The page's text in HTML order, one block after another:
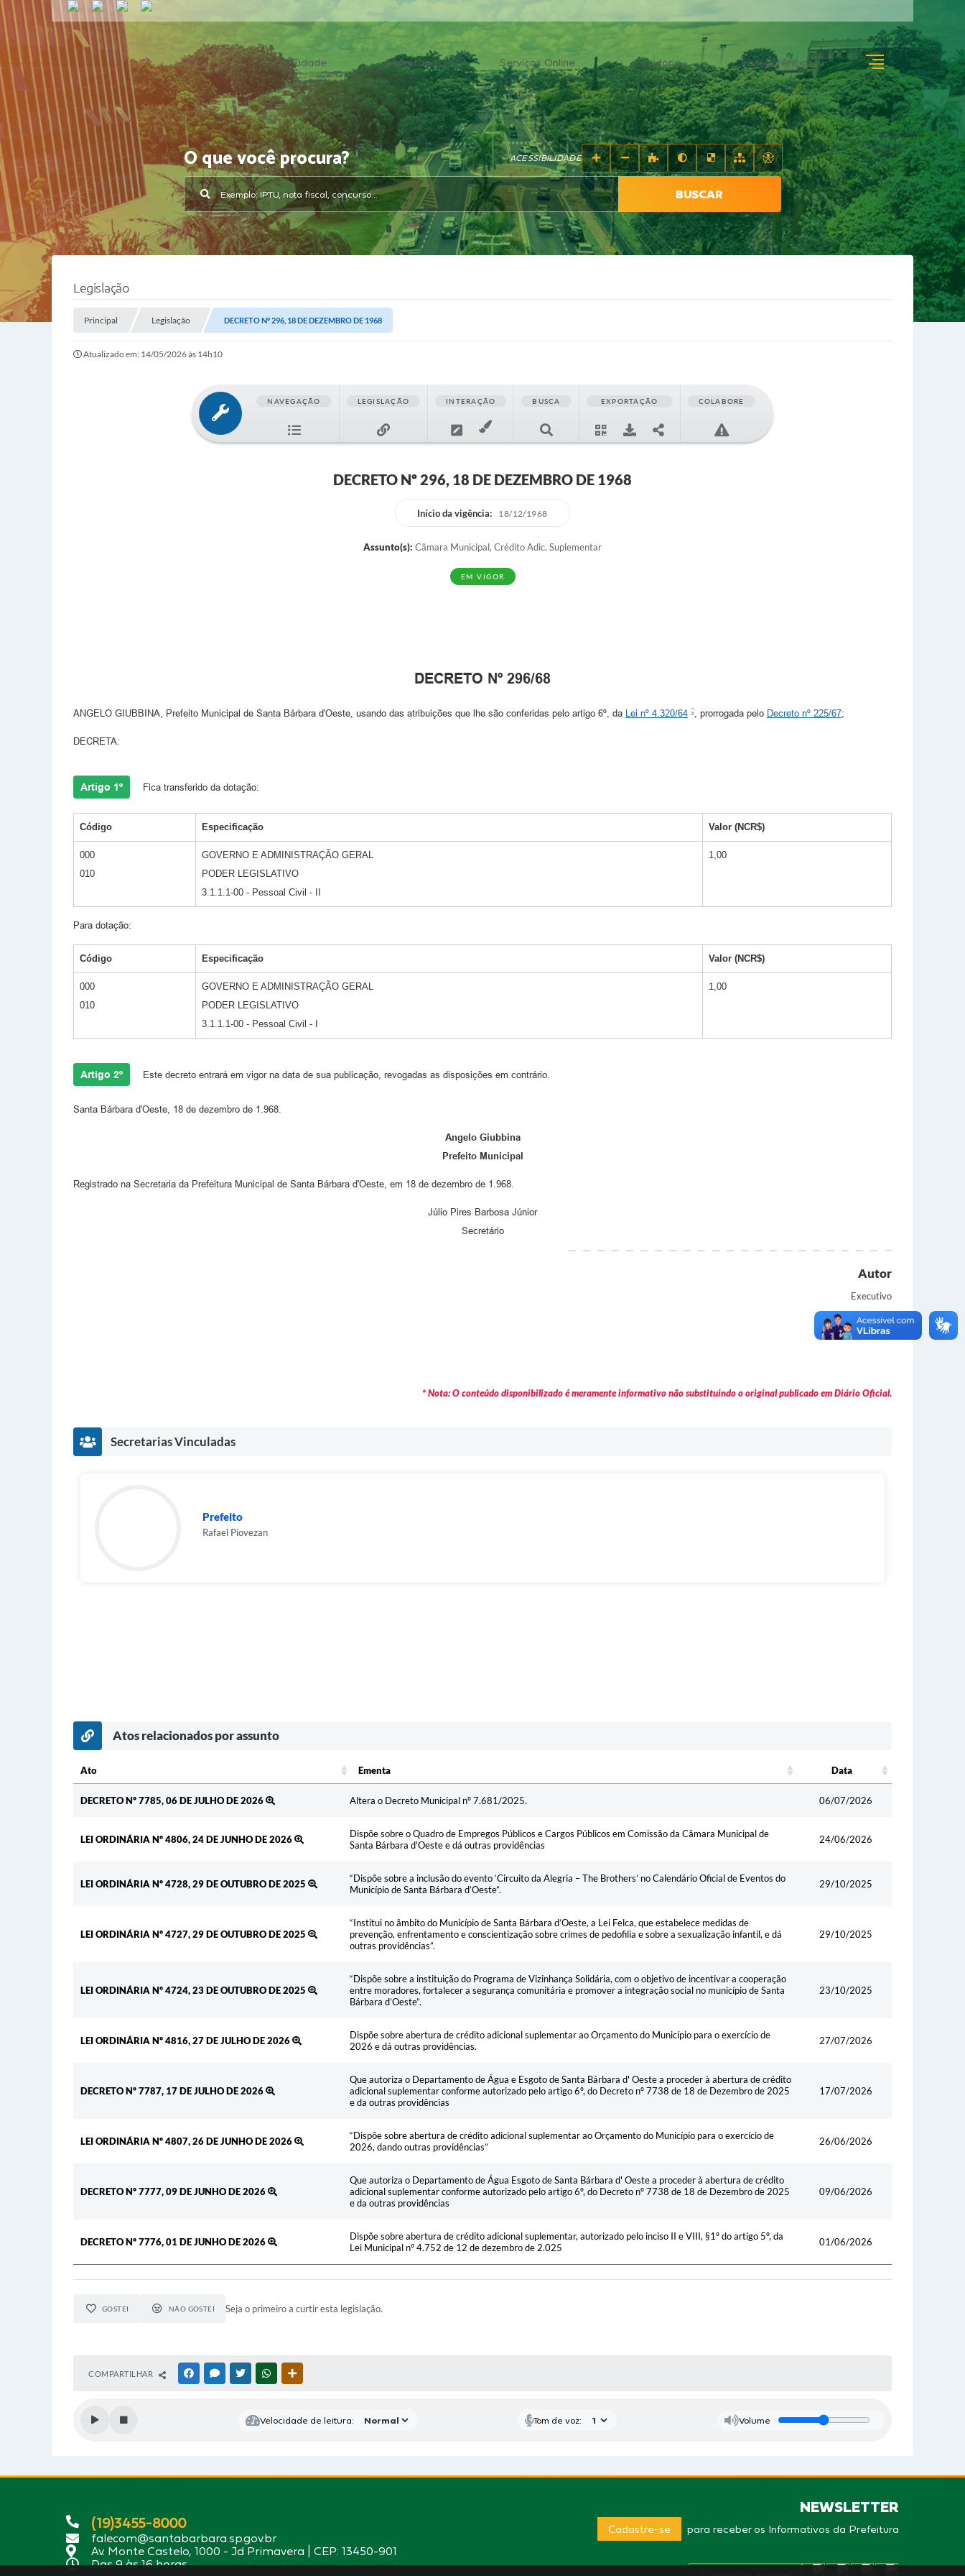
A Cidade Secretarias Serviços Online Ouvidoria Transparência
O que você procura?
BUSCAR
ACESSIBILIDADE
Legislação
Principal Legislação DECRETO Nº 296, 18 DE DEZEMBRO DE 1968
Atualizado em: 14/05/2026 às 14h10
NAVEGAÇÃO LEGISLAÇÃO INTERAÇÃO BUSCA EXPORTAÇÃO COLABORE
DECRETO Nº 296, 18 DE DEZEMBRO DE 1968
Início da vigência: 18/12/1968
Assunto(s): Câmara Municipal, Crédito Adic. Suplementar
EM VIGOR
DECRETO Nº 296/68
ANGELO GIUBBINA, Prefeito Municipal de Santa Bárbara d'Oeste, usando das atribuições que lhe são conferidas pelo artigo 6º, da Lei nº 4.320/64 , prorrogada pelo Decreto nº 225/67;
DECRETA:
Artigo 1º Fica transferido da dotação:
Código Especificação Valor (NCR$)
000
010
GOVERNO E ADMINISTRAÇÃO GERAL
PODER LEGISLATIVO
3.1.1.1-00 - Pessoal Civil - II
1,00
Para dotação:
Código Especificação Valor (NCR$)
000
010
GOVERNO E ADMINISTRAÇÃO GERAL
PODER LEGISLATIVO
3.1.1.1-00 - Pessoal Civil - I
1,00
Artigo 2º Este decreto entrará em vigor na data de sua publicação, revogadas as disposições em contrário.
Santa Bárbara d'Oeste, 18 de dezembro de 1.968.
Angelo Giubbina
Prefeito Municipal
Registrado na Secretaria da Prefeitura Municipal de Santa Bárbara d'Oeste, em 18 de dezembro de 1.968.
Júlio Pires Barbosa Júnior
Secretário
Autor
Executivo
* Nota: O conteúdo disponibilizado é meramente informativo não substituindo o original publicado em Diário Oficial.
Secretarias Vinculadas
Prefeito
Rafael Piovezan
Atos relacionados por assunto
Ato Ementa
Data
DECRETO Nº 7785, 06 DE JULHO DE 2026
Altera o Decreto Municipal nº 7.681/2025. 06/07/2026
LEI ORDINÁRIA Nº 4806, 24 DE JUNHO DE 2026
Dispõe sobre o Quadro de Empregos Públicos e Cargos Públicos em Comissão da Câmara Municipal de
Santa Bárbara d'Oeste e dá outras providências
24/06/2026
LEI ORDINÁRIA Nº 4728, 29 DE OUTUBRO DE 2025
“Dispõe sobre a inclusão do evento ‘Circuito da Alegria – The Brothers’ no Calendário Oficial de Eventos do
Município de Santa Bárbara d’Oeste”.
29/10/2025
LEI ORDINÁRIA Nº 4727, 29 DE OUTUBRO DE 2025
“Institui no âmbito do Município de Santa Bárbara d’Oeste, a Lei Felca, que estabelece medidas de
prevenção, enfrentamento e conscientização sobre crimes de pedofilia e sobre a sexualização infantil, e dá
outras providências”.
29/10/2025
LEI ORDINÁRIA Nº 4724, 23 DE OUTUBRO DE 2025
“Dispõe sobre a instituição do Programa de Vizinhança Solidária, com o objetivo de incentivar a cooperação
entre moradores, fortalecer a segurança comunitária e promover a integração social no município de Santa
Bárbara d’Oeste”.
23/10/2025
LEI ORDINÁRIA Nº 4816, 27 DE JULHO DE 2026
Dispõe sobre abertura de crédito adicional suplementar ao Orçamento do Município para o exercício de
2026 e dá outras providências.
27/07/2026
DECRETO Nº 7787, 17 DE JULHO DE 2026
Que autoriza o Departamento de Água e Esgoto de Santa Bárbara d' Oeste a proceder à abertura de crédito
adicional suplementar conforme autorizado pelo artigo 6º, do Decreto nº 7738 de 18 de Dezembro de 2025
e da outras providências
17/07/2026
LEI ORDINÁRIA Nº 4807, 26 DE JUNHO DE 2026
“Dispõe sobre abertura de crédito adicional suplementar ao Orçamento do Município para o exercício de
2026, dando outras providências”
26/06/2026
DECRETO Nº 7777, 09 DE JUNHO DE 2026
Que autoriza o Departamento de Água Esgoto de Santa Bárbara d' Oeste a proceder à abertura de crédito
adicional suplementar conforme autorizado pelo artigo 6º, do Decreto nº 7738 de 18 de Dezembro de 2025
e da outras providências
09/06/2026
DECRETO Nº 7776, 01 DE JUNHO DE 2026
Dispõe sobre abertura de crédito adicional suplementar, autorizado pelo inciso II e VIII, §1º do artigo 5º, da
Lei Municipal nº 4.752 de 12 de dezembro de 2.025
01/06/2026
GOSTEI NÃO GOSTEI Seja o primeiro a curtir esta legislação.
COMPARTILHAR FACEBOOKMESSENGER
TWITTERWHATSAPP
Velocidade de leitura: Tom de voz: Volume
(19)3455-8000
falecom@santabarbara.sp.gov.br
Av. Monte Castelo, 1000 - Jd Primavera | CEP: 13450-901
Das 9 às 16 horas
NEWSLETTER
Cadastre-se para receber os Informativos da Prefeitura